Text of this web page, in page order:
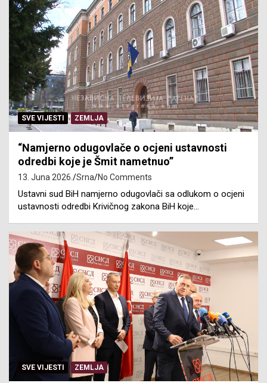
SVE VIJESTI ZEMLJA
“Namjerno odugovlače o ocjeni ustavnosti
odredbi koje je Šmit nametnuo”
13. Juna 2026. Srna No Comments
Ustavni sud BiH namjerno odugovlači sa odlukom o ocjeni
ustavnosti odredbi Krivičnog zakona BiH koje…
SVE VIJESTI ZEMLJA